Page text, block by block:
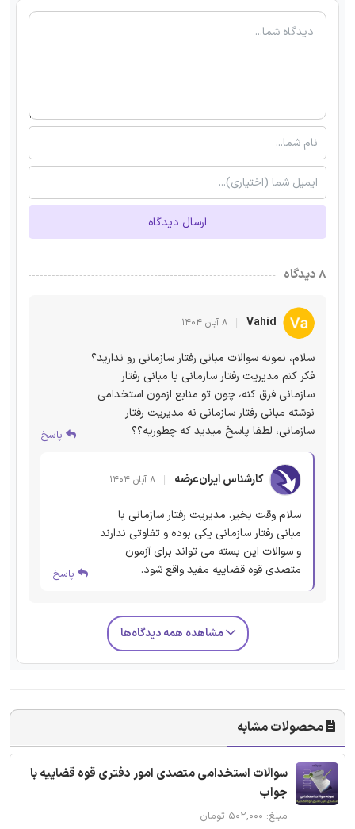
ارسال دیدگاه
۸ دیدگاه
Vahid ۸ آبان ۱۴۰۴
سلام، نمونه سوالات مبانی رفتار سازمانی رو‌ ندارید؟
فکر کنم مدیریت رفتار سازمانی با مبانی رفتار
سازمانی فرق کنه، چون تو منابع ازمون استخدامی
نوشته مبانی رفتار سازمانی نه مدیریت رفتار
سازمانی، لطفا پاسخ میدید که چطوریه؟؟
پاسخ
کارشناس ایران‌عرضه ۸ آبان ۱۴۰۴
سلام وقت بخیر. مدیریت رفتار سازمانی با
مبانی رفتار سازمانی یکی بوده و تفاوتی ندارند
و سوالات این بسته می تواند برای آزمون
متصدی قوه قضاییه مفید واقع شود.
پاسخ
مشاهده همه دیدگاه‌ها
محصولات مشابه
سوالات استخدامی متصدی امور دفتری قوه قضاییه با
جواب
مبلغ: ۵۰۲,۰۰۰ تومان